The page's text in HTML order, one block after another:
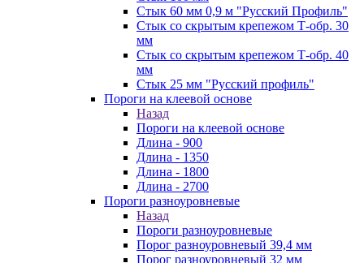
Стык 60 мм 0,9 м "Русский Профиль"
Стык со скрытым крепежом Т-обр. 30
мм
Стык со скрытым крепежом Т-обр. 40
мм
Стык 25 мм "Русский профиль"
Пороги на клеевой основе
Назад
Пороги на клеевой основе
Длина - 900
Длина - 1350
Длина - 1800
Длина - 2700
Пороги разноуровневые
Назад
Пороги разноуровневые
Порог разноуровневый 39,4 мм
Порог разноуровневый 32 мм